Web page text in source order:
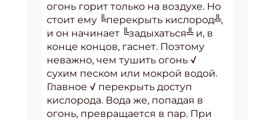
огонь горит только на воздухе. Но
стоит ему ╚перекрыть кислород╩,
и он начинает ╚задыхаться╩ и, в
конце концов, гаснет. Поэтому
неважно, чем тушить огонь √
сухим песком или мокрой водой.
Главное √ перекрыть доступ
кислорода. Вода же, попадая в
огонь, превращается в пар. При